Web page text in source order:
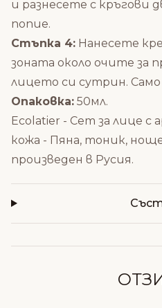
и разнесете с кръгови
попие.
Стъпка 4: Нанесете
зоната около очите за
лицето си сутрин.
Опаковка: 50мл.
Ecolatier - Сет за лице с
кожа - Пяна, тоник,
произведен в Русия.